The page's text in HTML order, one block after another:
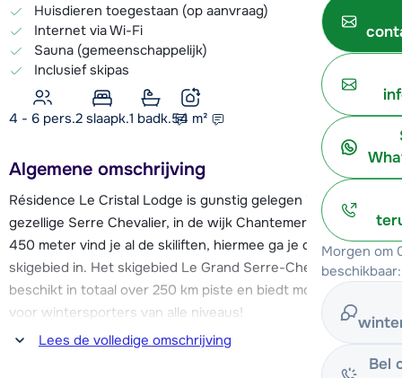
Morgen om
beschikbaar:
Bel
Huisdieren toegestaan (op aanvraag)
Internet via Wi-Fi
Sauna (gemeenschappelijk)
Inclusief skipas
4 - 6 pers.2 slaapk.1 badk.54 m²
Algemene omschrijving
Résidence Le Cristal Lodge is gunstig gelegen in het
gezellige Serre Chevalier, in de wijk Chantemerle. Op ca.
450 meter vind je al de skiliften, hiermee ga je direct het
skigebied in. Het skigebied Le Grand Serre-Chevalier
beschikt in totaal over 250 km piste en biedt mogelijkheden
voor wintersporters van alle niveaus!
Het centrum is al op ca. 300 meter en beschikt over diverse
Lees de volledige omschrijving